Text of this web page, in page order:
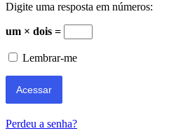
Digite uma resposta em números:
um × dois =
Lembrar-me
Perdeu a senha?